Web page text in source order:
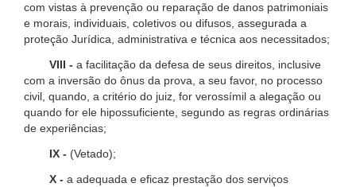
com vistas à prevenção ou reparação de danos patrimoniais
e morais, individuais, coletivos ou difusos, assegurada a
proteção Jurídica, administrativa e técnica aos necessitados;
VIII - a facilitação da defesa de seus direitos, inclusive
com a inversão do ônus da prova, a seu favor, no processo
civil, quando, a critério do juiz, for verossímil a alegação ou
quando for ele hipossuficiente, segundo as regras ordinárias
de experiências;
IX - (Vetado);
X - a adequada e eficaz prestação dos serviços